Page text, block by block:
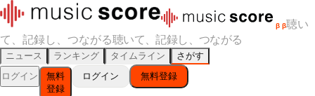
β β聴い
て、記録し、つながる聴いて、記録し、つながる
ニュース ランキング タイムライン
さがす
ログイン
無料
登録
ログイン 無料登録